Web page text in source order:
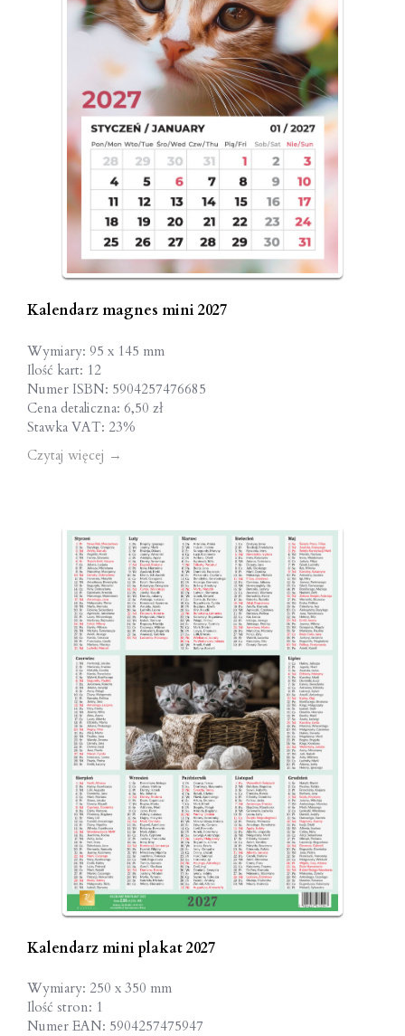
Kalendarz magnes mini 2027
Wymiary: 95 x 145 mm
Ilość kart: 12
Numer ISBN: 5904257476685
Cena detaliczna: 6,50 zł
Stawka VAT: 23%
Czytaj więcej →
Kalendarz mini plakat 2027
Wymiary: 250 x 350 mm
Ilość stron: 1
Numer EAN: 5904257475947